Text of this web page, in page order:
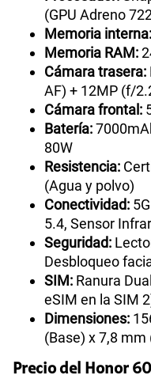
(GPU Adreno
Memoria interna:
Memoria RAM:
Cámara trasera:
AF) + 12MP (f/
Cámara frontal:
Batería:
80W
Resistencia:
(Agua y polvo)
Conectividad:
5.4, Sensor
Seguridad:
Desbloqueo
SIM: Ranura
eSIM en la SIM
Dimensiones:
(Base) x 7,8
Precio del Honor